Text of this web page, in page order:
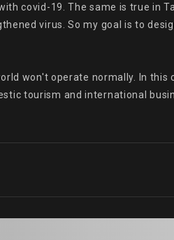
covid-19. The same is true in
virus. So my goal is to
won't operate normally. In
tourism and international